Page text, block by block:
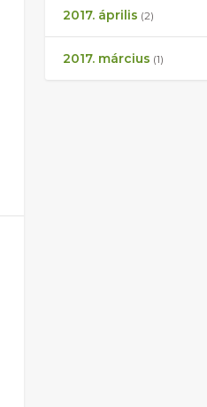
2017. április (2)
2017. március (1)